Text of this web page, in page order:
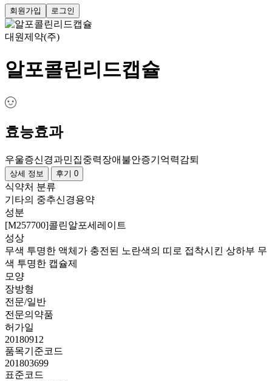
회원가입 로그인
대원제약(주)
알포콜린리드캡슐
효능효과
우울증신경과민집중력장애 불안증기억력감퇴
상세 정보 후기 0
식약처 분류
기타의 중추신경용약
성분
[M257700]콜린알포세레이트
성상
무색 투명한 액체가 충전된 노란색의 띠로 접착시킨 상하부 무
색 투명한 캡슐제
모양
장방형
전문/일반
전문의약품
허가일
20180912
품목기준코드
201803699
표준코드